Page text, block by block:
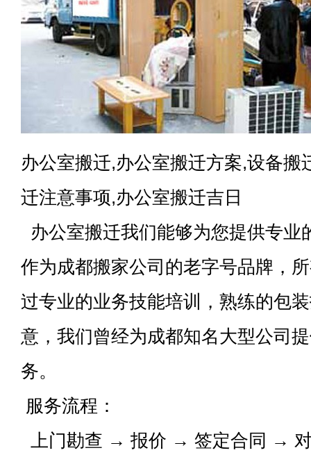
办公室搬迁,办公室搬迁方案,设备搬
迁注意事项,办公室搬迁吉日
办公室搬迁我们能够为您提供专业
作为成都搬家公司的老字号品牌，
过专业的业务技能培训，熟练的包
意，我们曾经为成都知名大型公司
务。
服务流程：
上门勘查 → 报价 → 签定合同 →